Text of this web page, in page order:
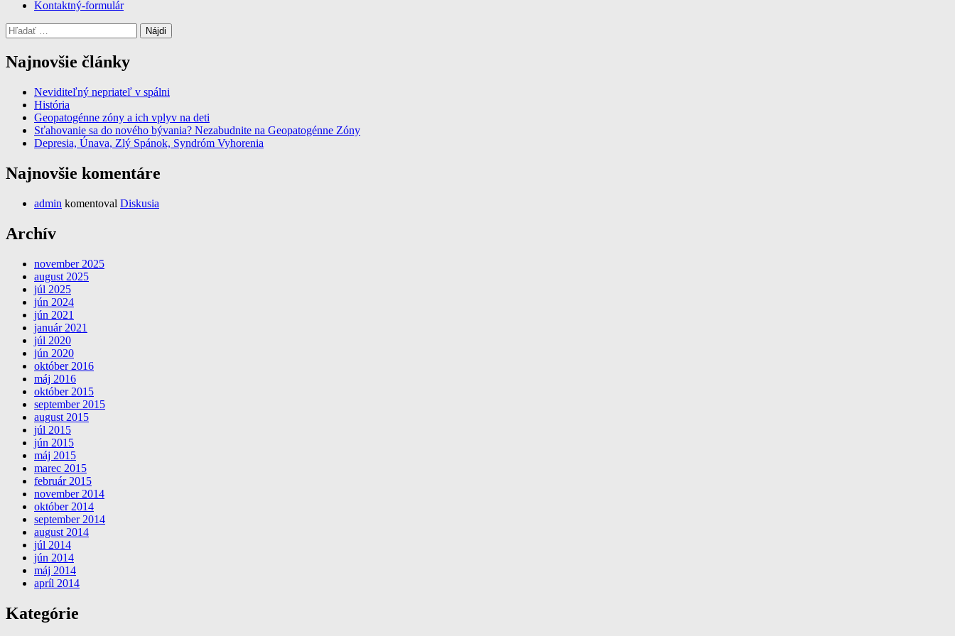
Kontaktný-formulár
Hľadať:
Najnovšie články
Neviditeľný nepriateľ v spálni
História
Geopatogénne zóny a ich vplyv na deti
Sťahovanie sa do nového bývania? Nezabudnite na Geopatogénne Zóny
Depresia, Únava, Zlý Spánok, Syndróm Vyhorenia
Najnovšie komentáre
admin komentoval Diskusia
Archív
november 2025
august 2025
júl 2025
jún 2024
jún 2021
január 2021
júl 2020
jún 2020
október 2016
máj 2016
október 2015
september 2015
august 2015
júl 2015
jún 2015
máj 2015
marec 2015
február 2015
november 2014
október 2014
september 2014
august 2014
júl 2014
jún 2014
máj 2014
apríl 2014
Kategórie